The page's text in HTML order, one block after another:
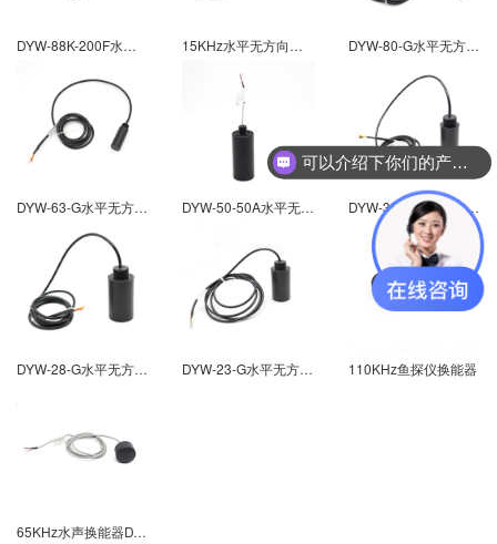
DYW-88K-200F水声通讯换能器 15KHz水平无方向性柱形水声换能器(DYW-15-G) DYW-80-G水平无方向性柱形水声换能器
DYW-63-G水平无方向性柱形水声换能器 DYW-50-50A水平无方向性柱形水声换能器 DYW-35-G水平无方向性柱形水声换能器
DYW-28-G水平无方向性柱形水声换能器 DYW-23-G水平无方向性柱形水声换能器 110KHz鱼探仪换能器
65KHz水声换能器DYW-65-50A
可以介绍下你们的产品么